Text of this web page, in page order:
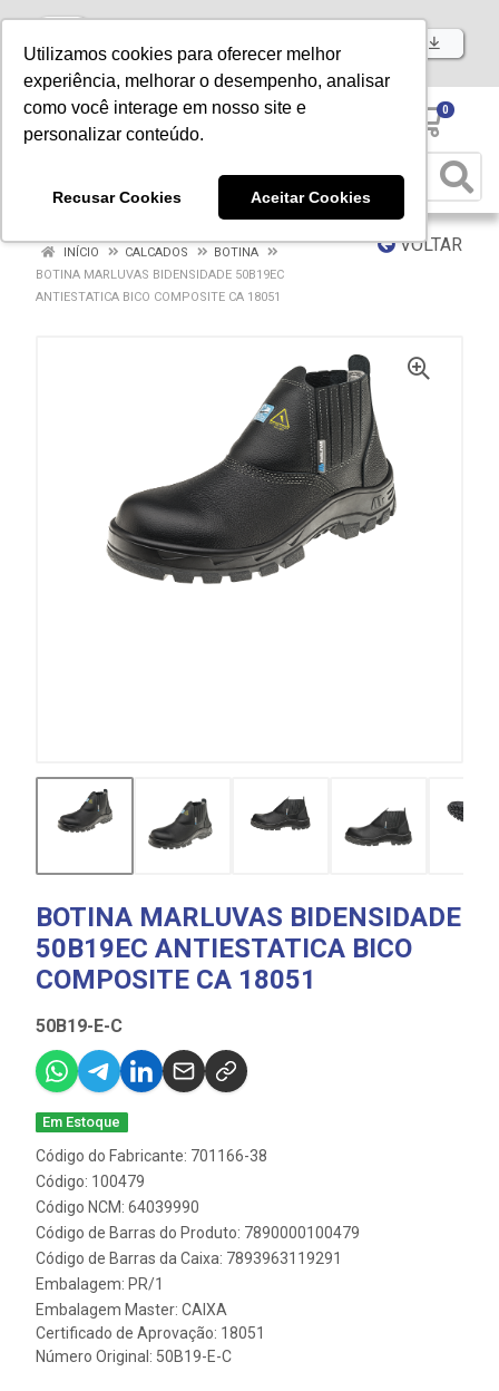
Utilizamos cookies para oferecer melhor
experiência, melhorar o desempenho, analisar
como você interage em nosso site e
personalizar conteúdo.
Recusar Cookies Aceitar Cookies
Baixe já nosso APP
0
VOLTAR
INÍCIO CALCADOS
BOTINA
BOTINA MARLUVAS BIDENSIDADE 50B19EC
ANTIESTATICA BICO COMPOSITE CA 18051
BOTINA MARLUVAS BIDENSIDADE
50B19EC ANTIESTATICA BICO
COMPOSITE CA 18051
50B19-E-C
Em Estoque
Código do Fabricante: 701166-38
Código: 100479
Código NCM: 64039990
Código de Barras do Produto: 7890000100479
Código de Barras da Caixa: 7893963119291
Embalagem: PR/1
Embalagem Master: CAIXA
Certificado de Aprovação: 18051
Número Original: 50B19-E-C